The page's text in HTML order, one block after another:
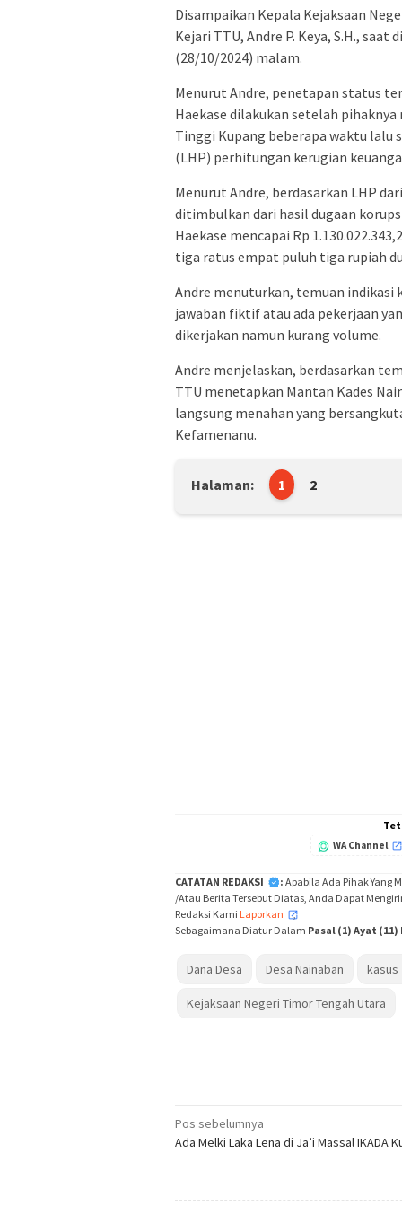
Disampaikan Kepala Kejaksaan
Kejari TTU, Andre P. Keya, S.H.,
(28/10/2024) malam.
Menurut Andre, penetapan status
Haekase dilakukan setelah
Tinggi Kupang beberapa waktu lalu
(LHP) perhitungan kerugian
Menurut Andre, berdasarkan LHP
ditimbulkan dari hasil dugaan
Haekase mencapai Rp
tiga ratus empat puluh tiga rupiah
Andre menuturkan, temuan indikasi
jawaban fiktif atau ada pekerjaan
dikerjakan namun kurang volume.
Andre menjelaskan, berdasarkan
TTU menetapkan Mantan Kades
langsung menahan yang
Kefamenanu.
Halaman: 1 2
WA Channel
CATATAN REDAKSI : Apabila Ada Pihak Yang
/Atau Berita Tersebut Diatas, Anda Dapat
Redaksi Kami Laporkan
,
Sebagaimana Diatur Dalam Pasal (1) Ayat (11)
Dana Desa Desa Nainaban kasus
Kejaksaan Negeri Timor Tengah Utara
Navigasi
pos
Pos sebelumnya
Ada Melki Laka Lena di Ja’i Massal IKADA